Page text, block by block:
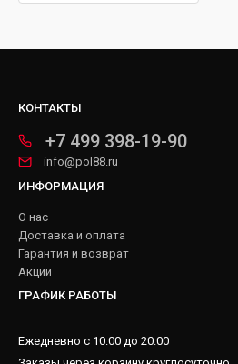
КОНТАКТЫ
+7 499 398-19-90
info@pol88.ru
ИНФОРМАЦИЯ
О нас
Доставка и оплата
Гарантия и возврат
Акции
ГРАФИК РАБОТЫ
Ежедневно с 10.00 до 20.00